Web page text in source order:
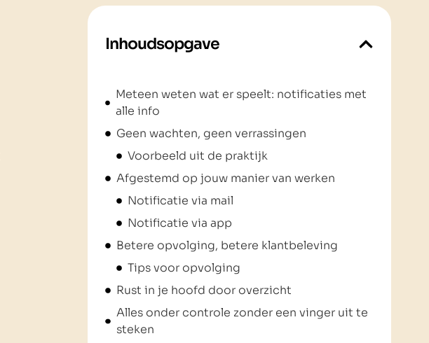
Inhoudsopgave
Meteen weten wat er speelt: notificaties met
alle info
Geen wachten, geen verrassingen
Voorbeeld uit de praktijk
Afgestemd op jouw manier van werken
Notificatie via mail
Notificatie via app
Betere opvolging, betere klantbeleving
Tips voor opvolging
Rust in je hoofd door overzicht
Alles onder controle zonder een vinger uit te
steken